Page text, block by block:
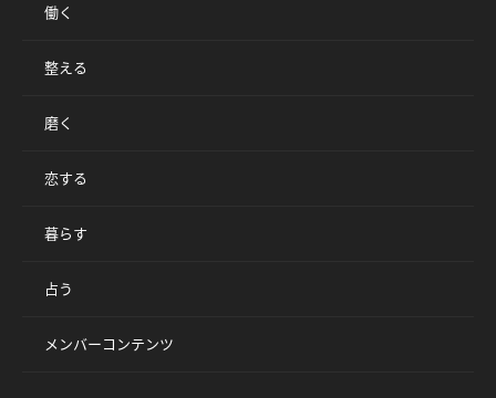
働く
整える
磨く
恋する
暮らす
占う
メンバーコンテンツ